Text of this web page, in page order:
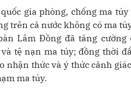
gia phòng, chống ma
trên cả nước không có ma
Lâm Đồng đã tăng cường
tệ nạn ma túy; đồng thời
nhận thức và ý thức cảnh
ma túy.